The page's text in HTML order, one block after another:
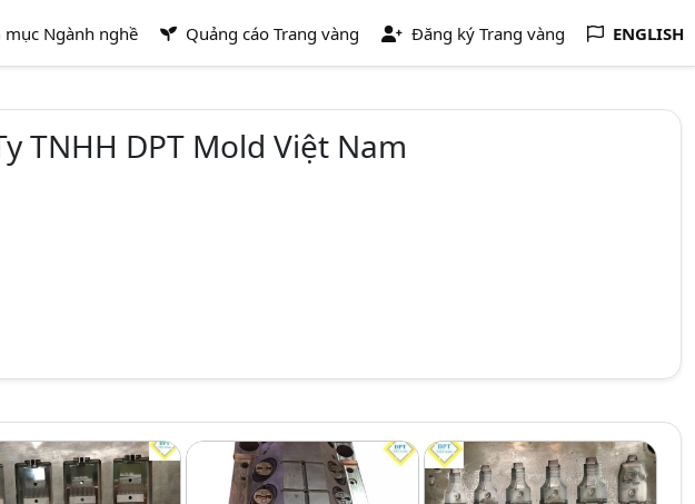
mục Ngành nghề Quảng cáo Trang vàng Đăng ký Trang vàng ENGLISH
TNHH DPT Mold Việt Nam